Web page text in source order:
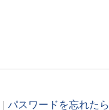
パスワードを忘れたら